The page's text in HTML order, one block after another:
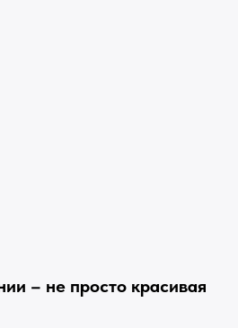
– не просто красивая